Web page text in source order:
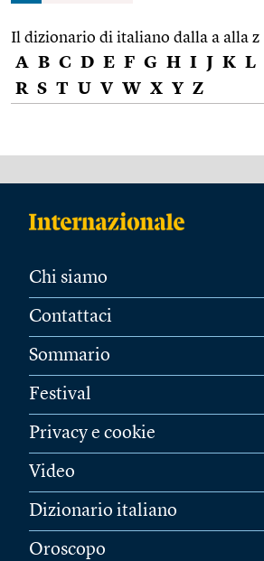
Il dizionario di italiano dalla a alla z
A B C D E F G H I J K L
R S T U V W X Y Z
Chi siamo
Contattaci
Sommario
Festival
Privacy e cookie
Video
Dizionario italiano
Oroscopo